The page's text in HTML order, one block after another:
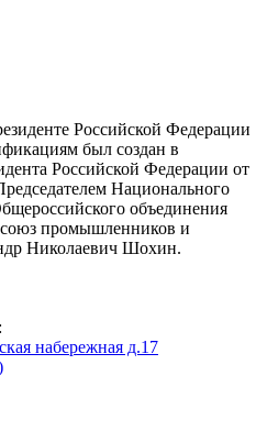
Российской Федерации
был создан в
Российской Федерации от
Национального
объединения
союз промышленников и
Николаевич Шохин.
набережная д.17